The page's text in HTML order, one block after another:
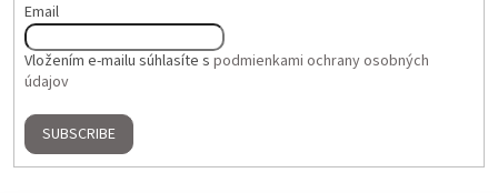
Email
Vložením e-mailu súhlasíte s podmienkami ochrany osobných
údajov
SUBSCRIBE